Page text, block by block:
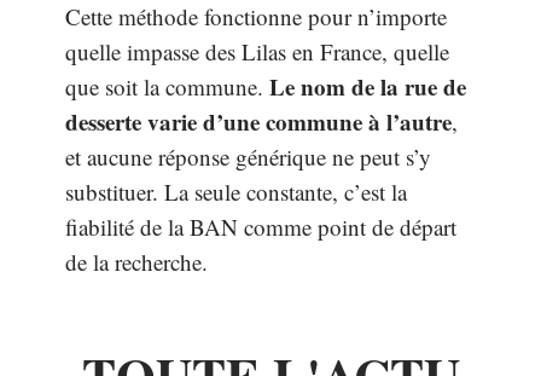
Cette méthode fonctionne pour n’importe
quelle impasse des Lilas en France, quelle
que soit la commune. Le nom de la rue de
desserte varie d’une commune à l’autre,
et aucune réponse générique ne peut s’y
substituer. La seule constante, c’est la
fiabilité de la BAN comme point de départ
de la recherche.